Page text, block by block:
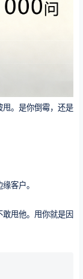
甩。是你倒霉，还是
客户。
甩他。甩你就是因